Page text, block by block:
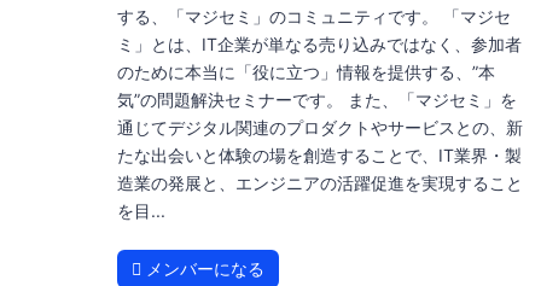
する、「マジセミ」のコミュニティです。 「マジセ
ミ」とは、IT企業が単なる売り込みではなく、参加者
のために本当に「役に立つ」情報を提供する、”本
気”の問題解決セミナーです。 また、「マジセミ」を
通じてデジタル関連のプロダクトやサービスとの、新
たな出会いと体験の場を創造することで、IT業界・製
造業の発展と、エンジニアの活躍促進を実現すること
を目...
メンバーになる